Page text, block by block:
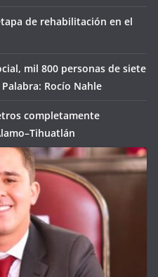
de rehabilitación en el
mil 800 personas de siete
Rocío Nahle
completamente